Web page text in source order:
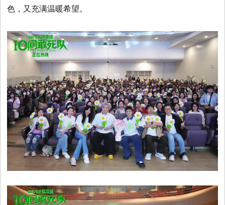
色，又充满温暖希望。